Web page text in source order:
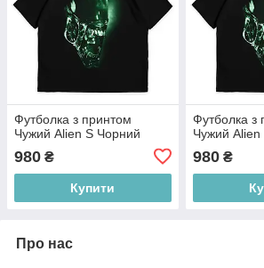
Футболка з принтом
Чужий Alien S Чорний
980 ₴
Купити
Футболка з
Чужий
980₴
Про нас